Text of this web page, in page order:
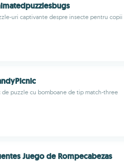
uri captivante despre insecte pentru copii
de puzzle cu bomboane de tip match-three
Juego de Rompecabezas